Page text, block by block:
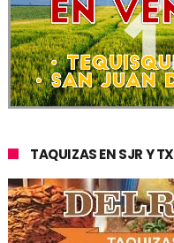
TAQUIZAS EN SJR Y TX